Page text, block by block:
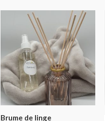
Brume de linge